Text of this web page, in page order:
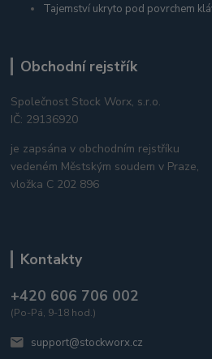
Tajemství ukryto pod povrchem
Obchodní rejstřík
Společnost Stock Worx, s.r.o.
IČ: 29136920
je zapsána v obchodním rejstříku
vedeném Městským soudem v Praze,
vložka C 202 896
Kontakty
+420 606 706 002
(Po-Pá, 9-18 hod.)
support@stockworx.cz